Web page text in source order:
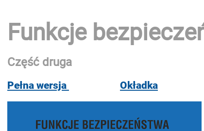
Funkcje
Część druga
Pełna wersja Okładka